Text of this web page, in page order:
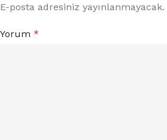
E-posta adresiniz yayınlanmayacak.
Yorum *